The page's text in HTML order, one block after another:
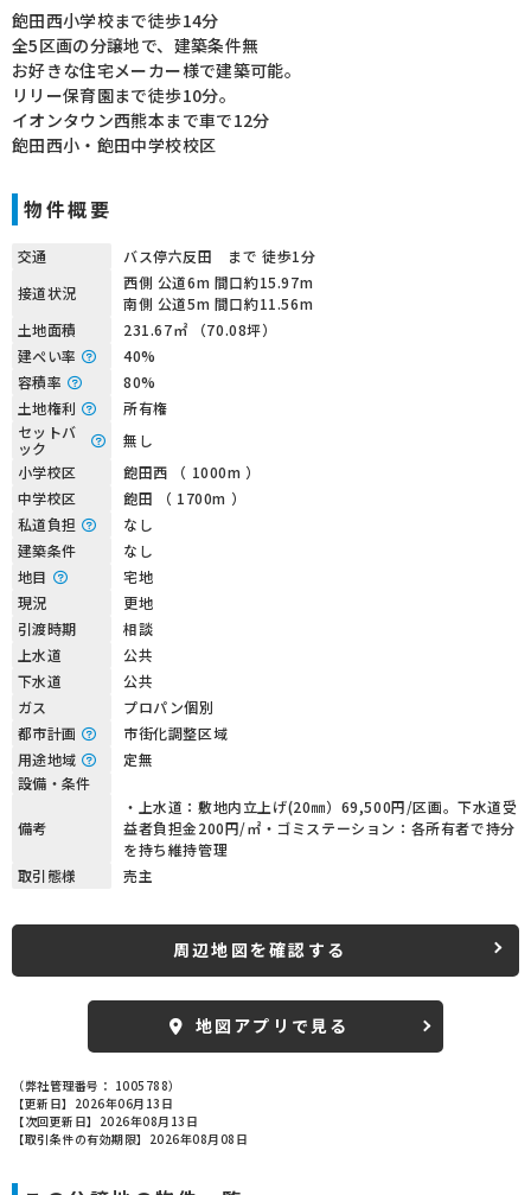
飽田西小学校まで徒歩14分
全5区画の分譲地で、建築条件無
お好きな住宅メーカー様で建築可能。
リリー保育園まで徒歩10分。
イオンタウン西熊本まで車で12分
飽田西小・飽田中学校校区
物件概要
交通
バス停六反田 まで 徒歩1分
接道状況
西側 公道6m 間口約15.97m
南側 公道5m 間口約11.56m
土地面積
231.67㎡ （70.08坪）
建ぺい率
40%
容積率
80%
土地権利
所有権
セットバ
ック
無し
小学校区
飽田西 （ 1000m ）
中学校区
飽田 （ 1700m ）
私道負担
なし
建築条件
なし
地目
宅地
現況
更地
引渡時期
相談
上水道
公共
下水道
公共
ガス
プロパン個別
都市計画
市街化調整区域
用途地域
定無
設備・条件
備考
・上水道：敷地内立上げ(20㎜）69,500円/区画。下水道受
益者負担金200円/㎡・ゴミステーション：各所有者で持分
を持ち維持管理
取引態様
売主
周辺地図を確認する
地図アプリで見る
（弊社管理番号： 1005788）
【更新日】2026年06月13日
【次回更新日】2026年08月13日
【取引条件の有効期限】2026年08月08日